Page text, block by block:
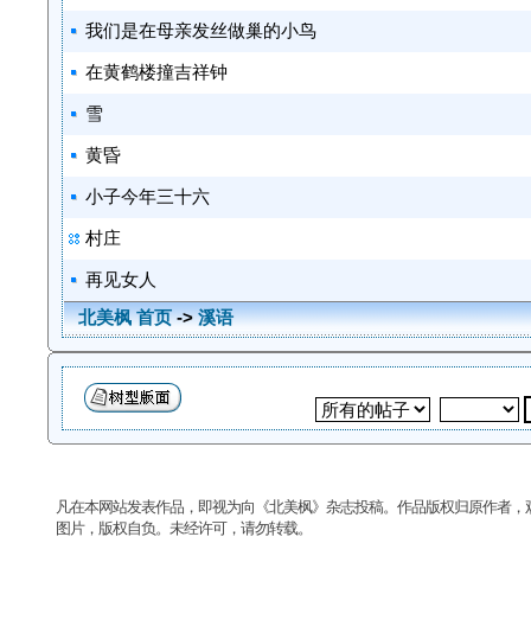
我们是在母亲发丝做巢的小鸟
在黄鹤楼撞吉祥钟
雪
黄昏
小子今年三十六
村庄
再见女人
北美枫 首页->溪语
凡在本网站发表作品，即视为向《北美枫》杂志投稿。作品版权归原作者
图片，版权自负。未经许可，请勿转载。